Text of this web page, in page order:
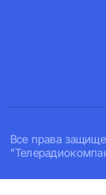
Все права